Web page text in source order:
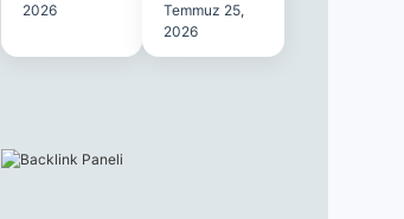
2026
Temmuz 25,
2026